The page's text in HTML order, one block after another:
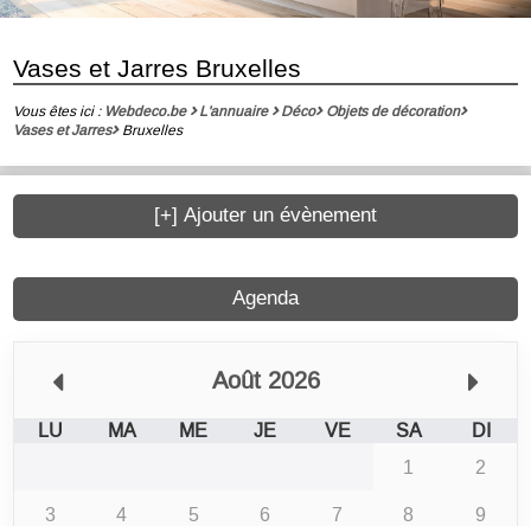
Vases et Jarres Bruxelles
Vous êtes ici : Webdeco.be L'annuaire Déco
Objets de décoration
Vases et Jarres
Bruxelles
Agenda
Août 2026
LU MA ME JE VE SA
DI
1
2
3
4 5 6 7 8
9
[+] Ajouter un évènement